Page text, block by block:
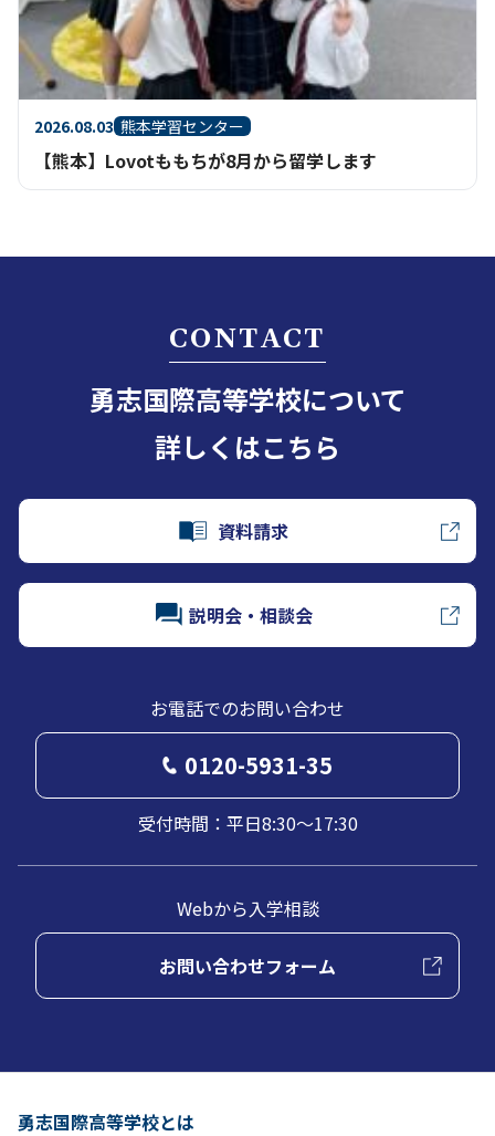
2026.08.03 熊本学習センター
【熊本】Lovotももちが8月から留学します
CONTACT
勇志国際高等学校について
詳しくはこちら
資料請求
説明会・相談会
お電話でのお問い合わせ
0120-5931-35
受付時間：平日8:30～17:30
Webから入学相談
お問い合わせフォーム
勇志国際高等学校とは